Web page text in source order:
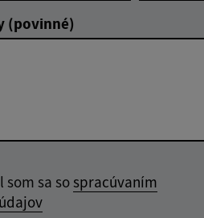
(povinné)
som sa sospracúvaním